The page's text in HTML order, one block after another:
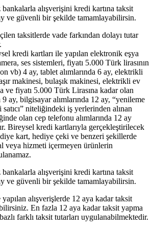
alışverişini kredi kartına taksit
ve güvenli bir şekilde tamamlayabilirsin.
taksitlerde vade farkından dolayı tutar
kredi kartları ile yapılan elektronik eşya
ses sistemleri, fiyatı 5.000 Türk lirasının
vb) 4 ay, tablet alımlarında 6 ay, elektrikli
makinesi, bulaşık makinesi, elektrikli ev
ve fiyatı 5.000 Türk Lirasına kadar olan
ay, bilgisayar alımlarında 12 ay, “yenileme
niteliğindeki iş yerlerinden alınan
olan cep telefonu alımlarında 12 ay
Bireysel kredi kartlarıyla gerçekleştirilecek
kart, hediye çeki ve benzeri şekillerde
veya hizmeti içermeyen ürünlerin
alışverişini kredi kartına taksit
ve güvenli bir şekilde tamamlayabilirsin.
alışverişlerde 12 aya kadar taksit
En fazla 12 aya kadar taksit yapma
farklı taksit tutarları uygulanabilmektedir.